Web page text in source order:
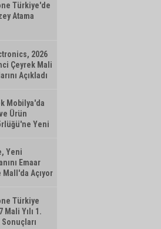
Türkiye'de
Atama
2026
Çeyrek Mali
Açıkladı
Mobilya'da
Ürün
Yeni
Yeni
Emaar
Mall'da Açıyor
Türkiye
Mali Yılı 1.